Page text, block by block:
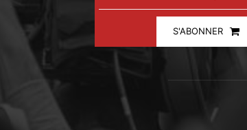
S'ABONNER